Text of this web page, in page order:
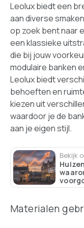
Leolux biedt een
aan diverse
op zoek bent naar
een klassieke
die bij jouw
modulaire banken
Leolux biedt
behoeften en
kiezen uit
waardoor je de
aan je eigen stijl.
Bekijk
Materialen